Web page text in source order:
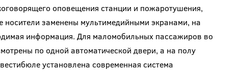
оповещения станции и пожаротушения,
заменены мультимедийными экранами, на
информация. Для маломобильных пассажиров во
по одной автоматической двери, а на полу
установлена современная система